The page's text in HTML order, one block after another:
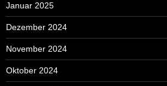
Januar 2025
Dezember 2024
November 2024
Oktober 2024